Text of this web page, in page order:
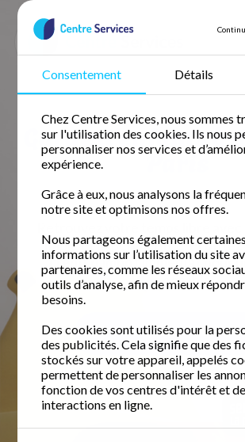
Consentement Détails
Chez Centre Services, nous sommes
sur l'utilisation des cookies. Ils nous
personnaliser nos services et
expérience.
Grâce à eux, nous analysons la
notre site et optimisons nos offres.
Nous partageons également certaines
informations sur l’utilisation du site
partenaires, comme les réseaux
outils d’analyse, afin de mieux
besoins.
Des cookies sont utilisés pour la
des publicités. Cela signifie que des
stockés sur votre appareil, appelés
permettent de personnaliser les
fonction de vos centres d'intérêt et
interactions en ligne.
Garde d'enfant Paris
Garde d'enfants à
Paris
4.9 / 5 sur 145
fiable et expérimentée.Profitez
crédit d'impôt immédiatpour
impeccable.
Demander un devis